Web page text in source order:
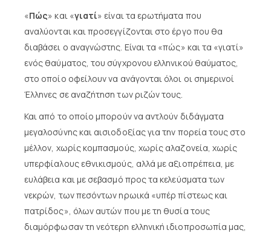
«Πώς» και «γιατί» είναι τα ερωτήματα που
αναλύονται και προσεγγίζονται στο έργο που θα
διαβάσει ο αναγνώστης. Είναι τα «πώς» και τα «γιατί»
ενός θαύματος, του σύγχρονου ελληνικού θαύματος,
στο οποίο οφείλουν να ανάγονται όλοι οι σημερινοί
Έλληνες σε αναζήτηση των ριζών τους.
Και από το οποίο μπορούν να αντλούν διδάγματα
μεγαλοσύνης και αισιοδοξίας για την πορεία τους στο
μέλλον, χωρίς κομπασμούς, χωρίς αλαζονεία, χωρίς
υπερφίαλους εθνικισμούς, αλλά με αξιοπρέπεια, με
ευλάβεια και με σεβασμό προς τα κελεύσματα των
νεκρών, των πεσόντων ηρωικά «υπέρ πίστεως και
πατρίδος», όλων αυτών που με τη θυσία τους
διαμόρφωσαν τη νεότερη ελληνική ιδιοπροσωπία μας,